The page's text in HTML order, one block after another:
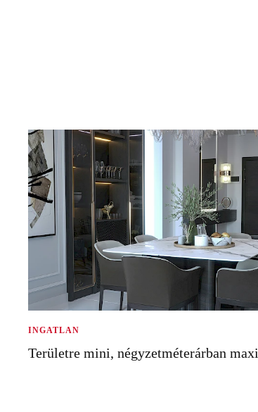
INGATLAN
Területre mini, négyzetméterárban maxi